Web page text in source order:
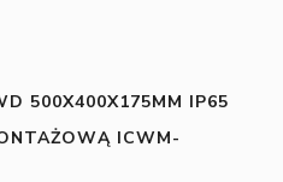
500X400X175MM IP65
ICWM-